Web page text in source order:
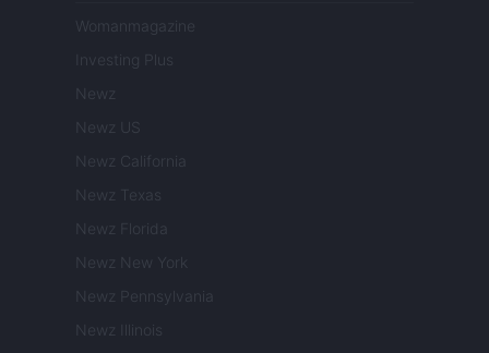
Womanmagazine
Investing Plus
Newz
Newz US
Newz California
Newz Texas
Newz Florida
Newz New York
Newz Pennsylvania
Newz Illinois